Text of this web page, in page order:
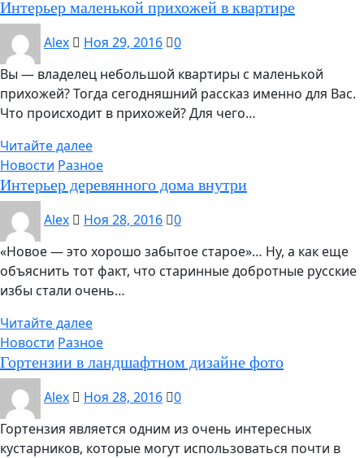
Интерьер маленькой прихожей в квартире
Alex
Ноя 29, 2016
0
Вы — владелец небольшой квартиры с маленькой
прихожей? Тогда сегодняшний рассказ именно для Вас.
Что происходит в прихожей? Для чего…
Читайте далее
Новости Разное
Интерьер деревянного дома внутри
Alex
Ноя 28, 2016
0
«Новое — это хорошо забытое старое»… Ну, а как еще
объяснить тот факт, что старинные добротные русские
избы стали очень…
Читайте далее
Новости Разное
Гортензии в ландшафтном дизайне фото
Alex
Ноя 28, 2016
0
Гортензия является одним из очень интересных
кустарников, которые могут использоваться почти в